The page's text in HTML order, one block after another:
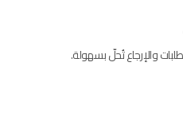
والإرجاع تُحلّ بسهولة.